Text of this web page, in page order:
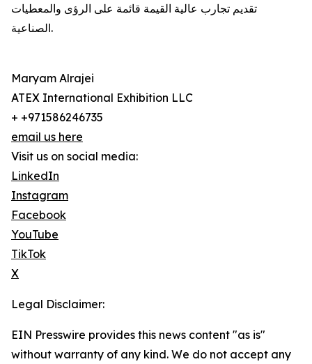
تقديم تجارب عالية القيمة قائمة على الرؤى والمعطيات
الصناعية.
Maryam Alrajei
ATEX International Exhibition LLC
+ +971586246735
email us here
Visit us on social media:
LinkedIn
Instagram
Facebook
YouTube
TikTok
X
Legal Disclaimer:
EIN Presswire provides this news content "as is"
without warranty of any kind. We do not accept any